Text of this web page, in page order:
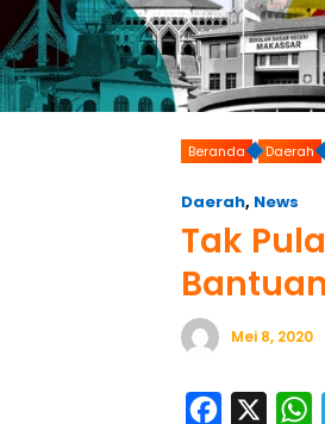
Beranda Daerah
Daerah, News
Tak
Mei 8, 2020